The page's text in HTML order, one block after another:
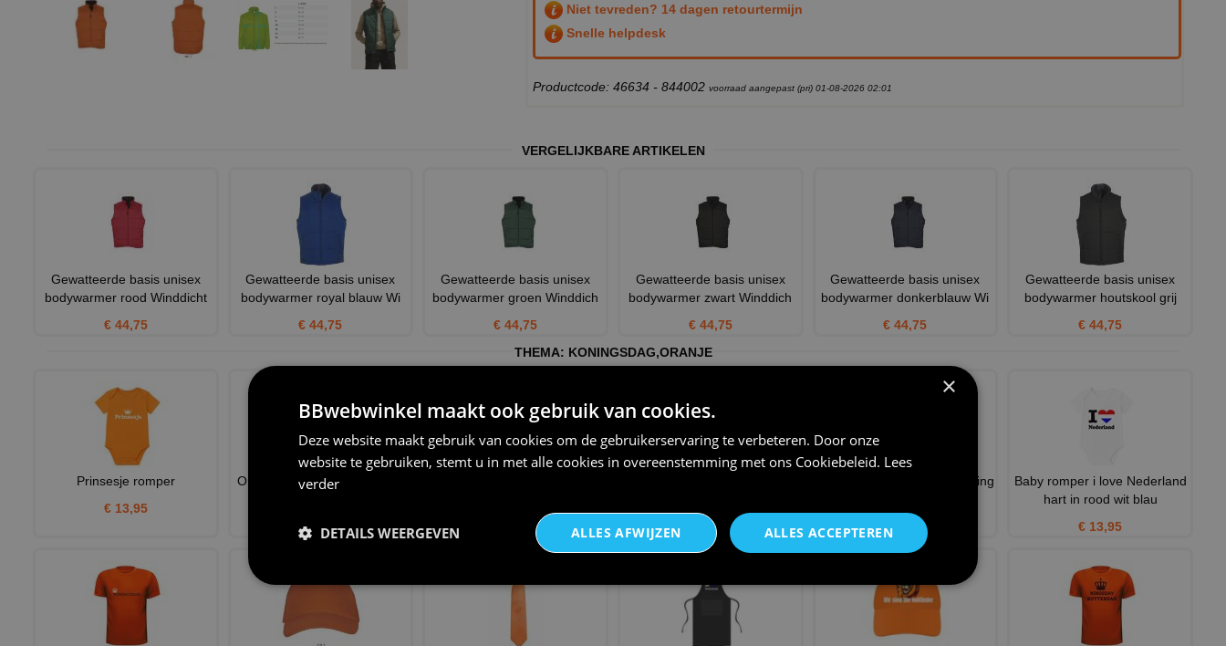
Niet tevreden? 14 dagen retourtermijn
Snelle helpdesk
Productcode: 46634 - 844002 voorraad aangepast (pri) 01-08-2026 02:01
VERGELIJKBARE ARTIKELEN
Gewatteerde basis unisex
bodywarmer rood Winddicht
€ 44,75
Gewatteerde basis unisex
bodywarmer royal blauw Wi
€ 44,75
Gewatteerde basis unisex
bodywarmer groen Winddich
€ 44,75
Gewatteerde basis unisex
bodywarmer zwart Winddich
€ 44,75
Gewatteerde basis unisex
bodywarmer donkerblauw Wi
€ 44,75
Gewatteerde basis unisex
bodywarmer houtskool grij
€ 44,75
THEMA: KONINGSDAG,ORANJE
Prinsesje romper
€ 13,95
Oranje voetbalpetje EK 2024
€ 25,95
Oranje koningsdag T-shirt King
€ 25,95
Baby romper i love Nederland
hart in rood wit blau
€ 13,95
×
BBwebwinkel maakt ook gebruik van cookies.
Deze website maakt gebruik van cookies om de gebruikerservaring te verbeteren. Door onze
website te gebruiken, stemt u in met alle cookies in overeenstemming met ons Cookiebeleid. Lees
verder
ALLES ACCEPTEREN
ALLES AFWIJZEN
DETAILS WEERGEVEN